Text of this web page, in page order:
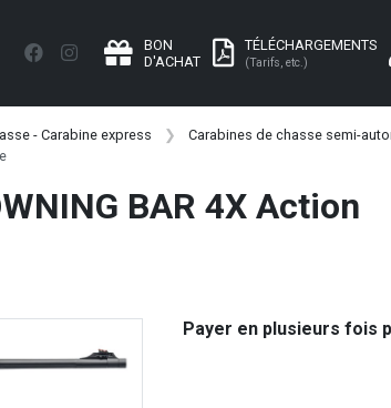
BON
D'ACHAT
TÉLÉCHARGEMENTS
(Tarifs, etc.)
- Carabine express
Carabines de chasse semi-
BAR 4X Action
Payer en plusieurs fois